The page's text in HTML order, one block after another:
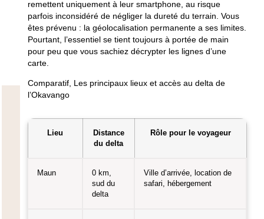
remettent uniquement à leur smartphone, au risque
parfois inconsidéré de négliger la dureté du terrain. Vous
êtes prévenu : la géolocalisation permanente a ses limites.
Pourtant, l’essentiel se tient toujours à portée de main
pour peu que vous sachiez décrypter les lignes d’une
carte.
Comparatif, Les principaux lieux et accès au delta de
l’Okavango
Lieu
Distance
du delta
Rôle pour le voyageur
Maun
0 km,
sud du
delta
Ville d’arrivée, location de
safari, hébergement